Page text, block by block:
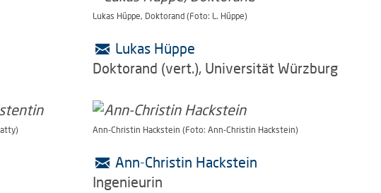
Lukas Hüppe, Doktorand (Foto: L. Hüppe)
Lukas Hüppe
Doktorand (vert.), Universität Würzburg
Ann-Christin Hackstein (Foto: Ann-Christin Hackstein)
Ann-Christin Hackstein
Ingenieurin